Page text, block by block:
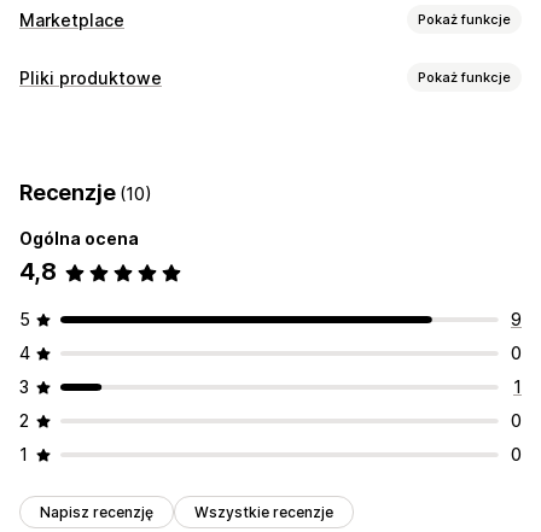
Marketplace Pokaż funkcje
Zarządzanie ofertami
Przesyłanie zbiorcze
Pliki produktowe Pokaż funkcje
Przetłumaczone pliki produktów
Wielojęzyczne
Zarządzanie plikami produktowymi
Wybór produktu
Optymalizacja pliku produktowego
Recenzje (10)
Ogólna ocena
4,8
5
9
4
0
3
1
2
0
1
0
Napisz recenzję Wszystkie recenzje